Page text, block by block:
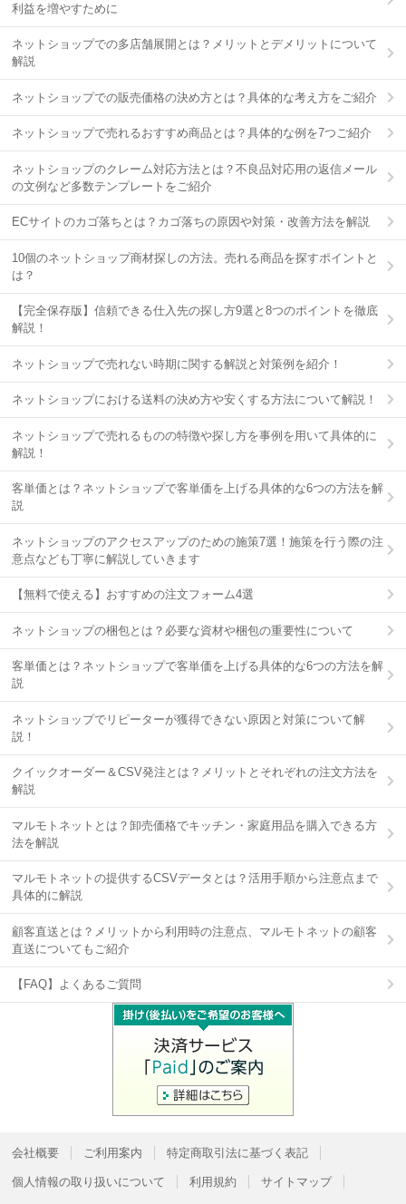
利益を増やすために
ネットショップでの多店舗展開とは？メリットとデメリットについて
解説
ネットショップでの販売価格の決め方とは？具体的な考え方をご紹介
ネットショップで売れるおすすめ商品とは？具体的な例を7つご紹介
ネットショップのクレーム対応方法とは？不良品対応用の返信メール
の文例など多数テンプレートをご紹介
ECサイトのカゴ落ちとは？カゴ落ちの原因や対策・改善方法を解説
10個のネットショップ商材探しの方法。売れる商品を探すポイントと
は？
【完全保存版】信頼できる仕入先の探し方9選と8つのポイントを徹底
解説！
ネットショップで売れない時期に関する解説と対策例を紹介！
ネットショップにおける送料の決め方や安くする方法について解説！
ネットショップで売れるものの特徴や探し方を事例を用いて具体的に
解説！
客単価とは？ネットショップで客単価を上げる具体的な6つの方法を解
説
ネットショップのアクセスアップのための施策7選！施策を行う際の注
意点なども丁寧に解説していきます
【無料で使える】おすすめの注文フォーム4選
ネットショップの梱包とは？必要な資材や梱包の重要性について
客単価とは？ネットショップで客単価を上げる具体的な6つの方法を解
説
ネットショップでリピーターが獲得できない原因と対策について解
説！
クイックオーダー＆CSV発注とは？メリットとそれぞれの注文方法を
解説
マルモトネットとは？卸売価格でキッチン・家庭用品を購入できる方
法を解説
マルモトネットの提供するCSVデータとは？活用手順から注意点まで
具体的に解説
顧客直送とは？メリットから利用時の注意点、マルモトネットの顧客
直送についてもご紹介
【FAQ】よくあるご質問
会社概要 ご利用案内 特定商取引法に基づく表記
個人情報の取り扱いについて 利用規約 サイトマップ